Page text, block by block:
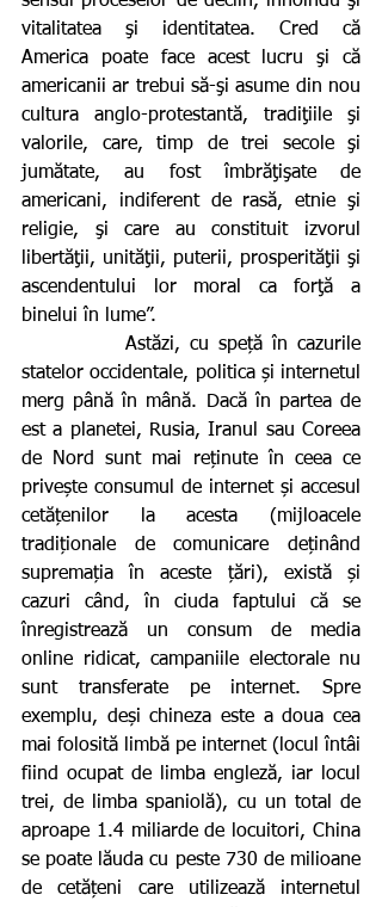
vitalitatea şi identitatea. Cred că
America poate face acest lucru şi că
americanii ar trebui să-şi asume din nou
cultura anglo-protestantă, tradiţiile şi
valorile, care, timp de trei secole şi
jumătate, au fost îmbrăţişate de
americani, indiferent de rasă, etnie şi
religie, şi care au constituit izvorul
libertăţii, unităţii, puterii, prosperităţii şi
ascendentului lor moral ca forţă a
binelui în lume”.
           Astăzi, cu speță în cazurile
statelor occidentale, politica și internetul
merg până în mână. Dacă în partea de
est a planetei, Rusia, Iranul sau Coreea
de Nord sunt mai reținute în ceea ce
privește consumul de internet și accesul
cetățenilor la acesta (mijloacele
tradiționale de comunicare deținând
supremația în aceste țări), există și
cazuri când, în ciuda faptului că se
înregistrează un consum de media
online ridicat, campaniile electorale nu
sunt transferate pe internet. Spre
exemplu, deși chineza este a doua cea
mai folosită limbă pe internet (locul întâi
fiind ocupat de limba engleză, iar locul
trei, de limba spaniolă), cu un total de
aproape 1.4 miliarde de locuitori, China
se poate lăuda cu peste 730 de milioane
de cetățeni care utilizează internetul